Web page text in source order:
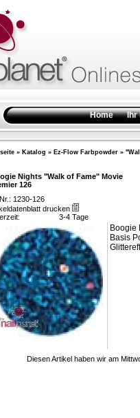
Home Ihr
» Katalog » Ez-Flow Farbpowder »
Nights "Walk of Fame" Movie
126
1230-126
drucken
3-4 Tage
Boogie
Basis
Diesen Artikel haben wir am